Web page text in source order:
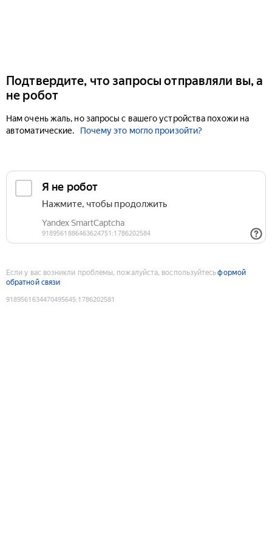
Подтвердите, что запросы отправляли вы, а
не робот
Нам очень жаль, но запросы с вашего устройства похожи на
автоматические.
Почему это могло произойти?
Если у вас возникли проблемы, пожалуйста, воспользуйтесьформой
обратной связи
9189561634470495645:1786202581